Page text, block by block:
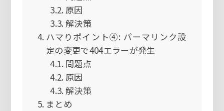
原因
解決策
ハマりポイント④: パーマリンク設
定の変更で404エラーが発生
問題点
原因
解決策
まとめ